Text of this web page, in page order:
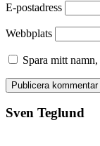
E-postadress
Webbplats
Spara mitt
Sven Teglund